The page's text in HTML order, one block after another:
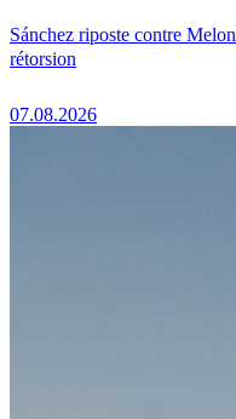
Sánchez riposte contre
rétorsion
07.08.2026